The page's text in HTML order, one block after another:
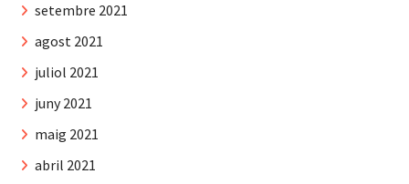
setembre 2021
agost 2021
juliol 2021
juny 2021
maig 2021
abril 2021